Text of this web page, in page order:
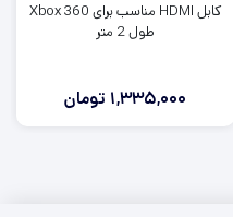
کابل HDMI مناسب برای Xbox 360
طول 2 متر
1,335,000 تومان